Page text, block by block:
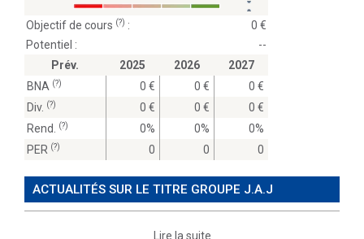
Objectif de cours (?) :
0
Potentiel :
--
Prév.
2025 2026
2027
BNA (?) 0 0
0
Div. (?) 0 0
0
Rend.
(?) 0% 0%
0%
PER (?) 0 0 0
ACTUALITÉS SUR LE TITRE GROUPE J.A.J
Lire la suite